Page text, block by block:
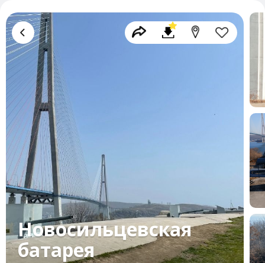
Новосильцевская
батарея